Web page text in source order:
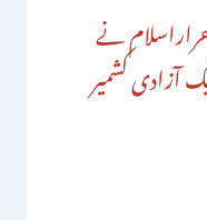
نے
تحریک آزادی کشمیر